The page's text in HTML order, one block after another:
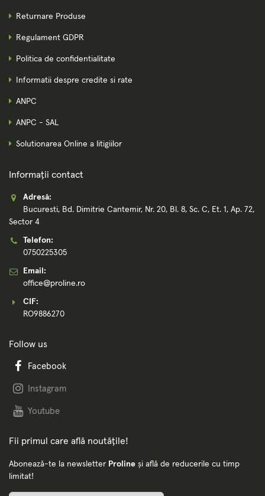
Returnare Produse
Regulament GDPR
Politica de confidentialitate
Informatii despre credite si rate
ANPC
ANPC - SAL
Solutionarea Online a litigiilor
Informații contact
Adresă:
Bucuresti, Bd. Dimitrie Cantemir, Nr. 20, Bl. 8, Sc. C, Et. 1, Ap. 72,
Sector 4
Telefon:
0750225305
Email:
office@proline.ro
CIF:
RO9886270
Follow us
Facebook
Instagram
Youtube
Fii primul care află noutățile!
Abonează-te la newsletter Proline și află de reducerile cu timp
limitat!